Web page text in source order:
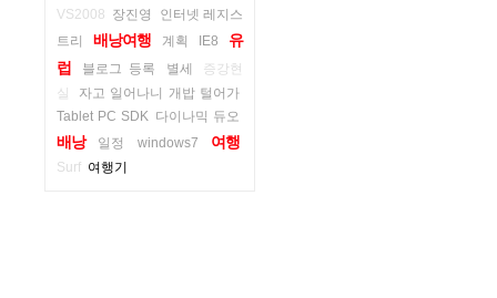
VS2008 장진영
인터넷 레지스
트리
배낭여행 계획 IE8
유
럽
블로그 등록 별세
증강현
실
자고 일어나니 개밥 털어가
Tablet PC SDK 다이나믹 듀오
배낭 일정 windows7 여행
Surf 여행기